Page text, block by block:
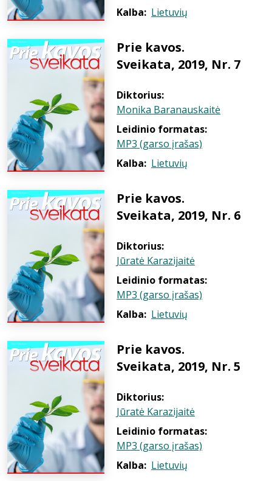
Kalba: Lietuvių
Prie kavos.
Sveikata, 2019, Nr. 7
Diktorius:
Monika Baranauskaitė
Leidinio formatas:
MP3 (garso įrašas)
Kalba: Lietuvių
Prie kavos.
Sveikata, 2019, Nr. 6
Diktorius:
Jūratė Karazijaitė
Leidinio formatas:
MP3 (garso įrašas)
Kalba: Lietuvių
Prie kavos.
Sveikata, 2019, Nr. 5
Diktorius:
Jūratė Karazijaitė
Leidinio formatas:
MP3 (garso įrašas)
Kalba: Lietuvių